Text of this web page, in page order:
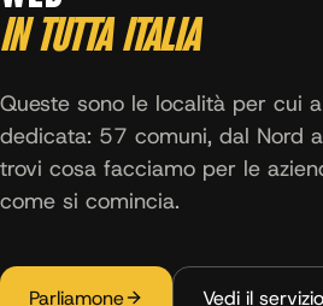
IN TUTTA ITALIA
Queste sono le località per cui
dedicata: 57 comuni, dal Nord
trovi cosa facciamo per le
come si comincia.
Parliamone Vedi il servizio